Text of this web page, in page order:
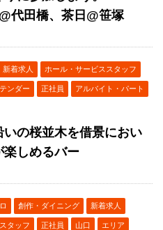
代田橋、茶日@笹塚
新着求人 ホール・サービススタッフ
ンダー 正社員 アルバイト・パート
いの桜並木を借景におい
楽しめるバー
創作・ダイニング 新着求人
タッフ 正社員 山口 エリア